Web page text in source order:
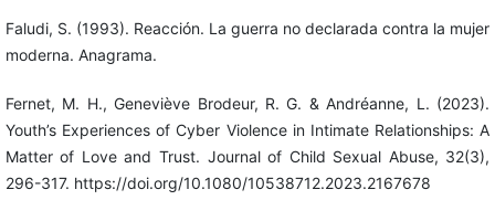
Faludi, S. (1993). Reacción. La guerra no declarada contra la mujer
moderna. Anagrama.
Fernet, M. H., Geneviève Brodeur, R. G. & Andréanne, L. (2023).
Youth’s Experiences of Cyber Violence in Intimate Relationships: A
Matter of Love and Trust. Journal of Child Sexual Abuse, 32(3),
296-317. https://doi.org/10.1080/10538712.2023.2167678